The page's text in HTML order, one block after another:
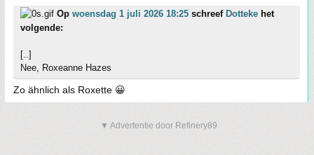
Op woensdag 1 juli 2026 18:25 schreef Dotteke het
volgende:
[..]
Nee, Roxeanne Hazes
Zo ähnlich als Roxette 😀
▼ Advertentie door Refinery89